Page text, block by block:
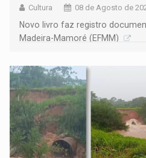
Cultura 08 de Agosto de
Novo livro faz registro
Madeira-Mamoré (EFMM)